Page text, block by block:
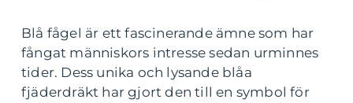
Blå fågel är ett fascinerande ämne som har
fångat människors intresse sedan urminnes
tider. Dess unika och lysande blåa
fjäderdräkt har gjort den till en symbol för